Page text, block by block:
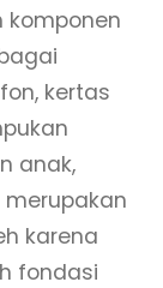
komponen
kertas
anak,
karena
fondasi